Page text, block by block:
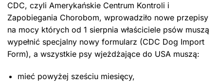
CDC, czyli Amerykańskie Centrum Kontroli i
Zapobiegania Chorobom, wprowadziło nowe przepisy
na mocy których od 1 sierpnia właściciele psów muszą
wypełnić specjalny nowy formularz (CDC Dog Import
Form), a wszystkie psy wjeżdżające do USA muszą:
mieć powyżej sześciu miesięcy,